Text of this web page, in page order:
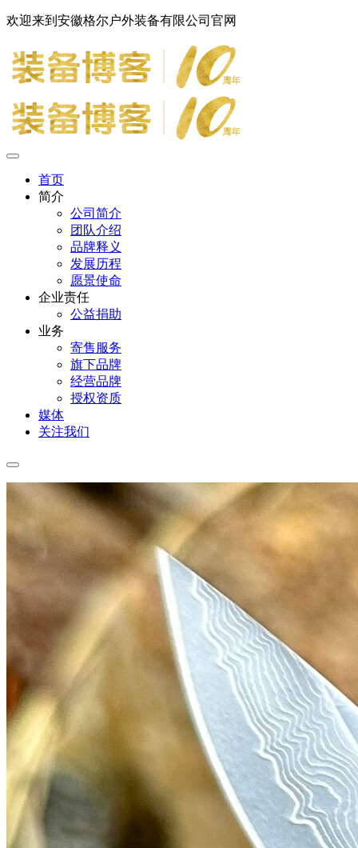
欢迎来到安徽格尔户外装备有限公司官网
首页
简介
公司简介
团队介绍
品牌释义
发展历程
愿景使命
企业责任
公益捐助
业务
寄售服务
旗下品牌
经营品牌
授权资质
媒体
关注我们